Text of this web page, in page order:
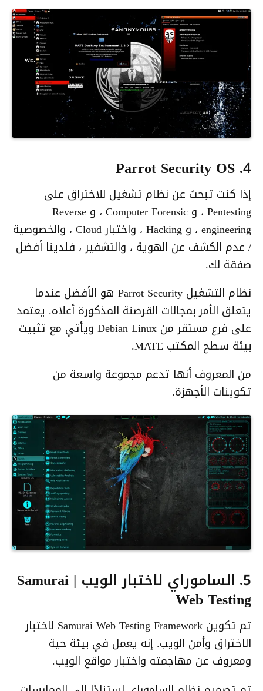
4. Parrot Security OS
إذا كنت تبحث عن نظام تشغيل للاختراق على
Pentesting ، و Computer Forensic ، و Reverse
engineering ، و Hacking ، واختبار Cloud ، والخصوصية
/ عدم الكشف عن الهوية ، والتشفير ، فلدينا أفضل
صفقة لك.
نظام التشغيل Parrot Security هو الأفضل عندما
يتعلق الأمر بمجالات القرصنة المذكورة أعلاه. يعتمد
على فرع مستقر من Debian Linux ويأتي مع تثبيت
بيئة سطح المكتب MATE.
من المعروف أنها تدعم مجموعة واسعة من
تكوينات الأجهزة.
5. الساموراي لاختبار الويب | Samurai
Web Testing
تم تكوين Samurai Web Testing Framework لاختبار
الاختراق وأمن الويب. إنه يعمل في بيئة حية
ومعروف عن مهاجمته واختبار مواقع الويب.